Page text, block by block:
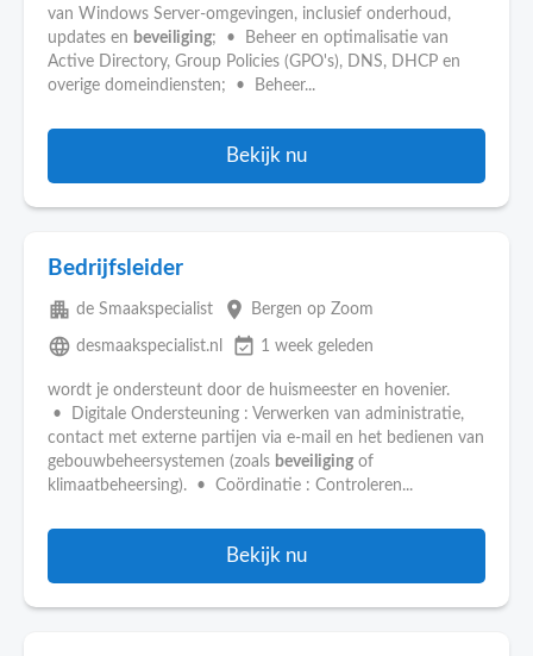
van Windows Server-omgevingen, inclusief onderhoud,
updates en beveiliging; • Beheer en optimalisatie van
Active Directory, Group Policies (GPO's), DNS, DHCP en
overige domeindiensten; • Beheer...
Bekijk nu
Bedrijfsleider
apartment de Smaakspecialist place Bergen op Zoom
language desmaakspecialist.nl event_available 1 week geleden
wordt je ondersteunt door de huismeester en hovenier.
• Digitale Ondersteuning : Verwerken van administratie,
contact met externe partijen via e-mail en het bedienen van
gebouwbeheersystemen (zoals beveiliging of
klimaatbeheersing). • Coördinatie : Controleren...
Bekijk nu